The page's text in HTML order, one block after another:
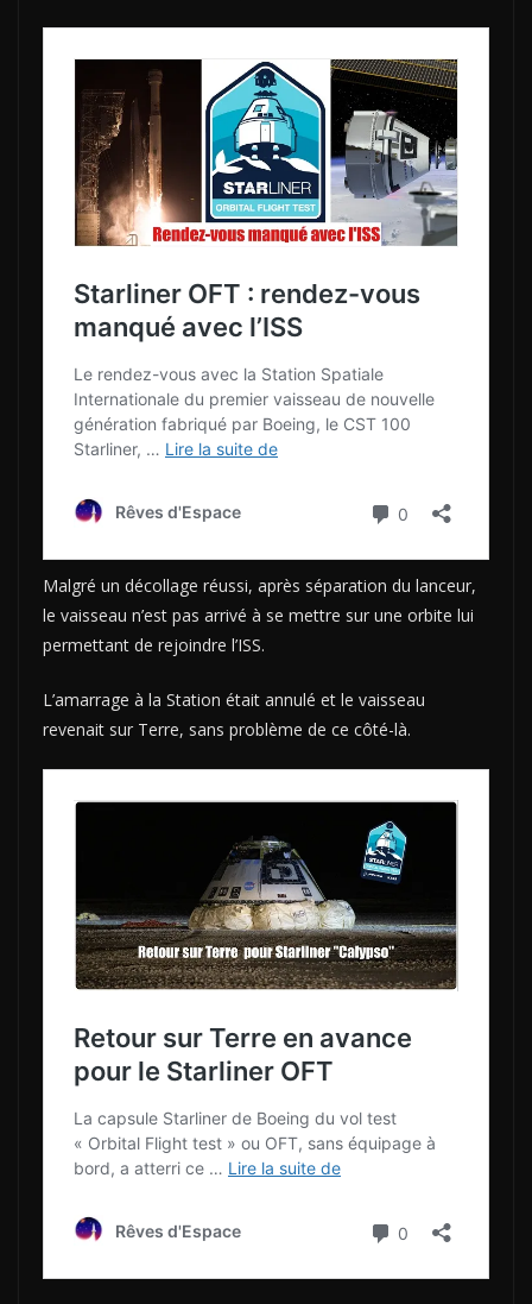
Malgré un décollage réussi, après séparation du lanceur,
le vaisseau n’est pas arrivé à se mettre sur une orbite lui
permettant de rejoindre l’ISS.
L’amarrage à la Station était annulé et le vaisseau
revenait sur Terre, sans problème de ce côté-là.